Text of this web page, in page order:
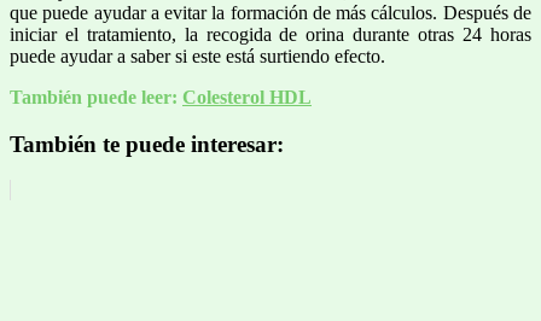
que puede ayudar a evitar la formación de más cálculos. Después de
iniciar el tratamiento, la recogida de orina durante otras 24 horas
puede ayudar a saber si este está surtiendo efecto.
También puede leer: Colesterol HDL
También te puede interesar: